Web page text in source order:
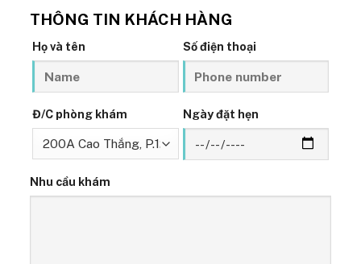
THÔNG TIN KHÁCH HÀNG
Họ và tên Số điện thoại
Đ/C phòng khám Ngày đặt hẹn
Nhu cầu khám